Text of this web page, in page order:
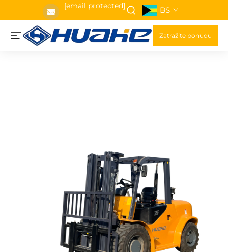
[email protected] BS
Zatražite ponudu